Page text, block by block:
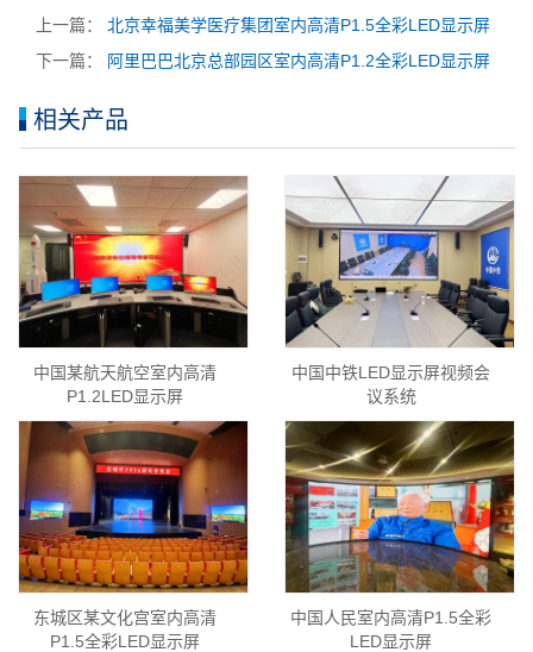
上一篇： 北京幸福美学医疗集团室内高清P1.5全彩LED显示屏
下一篇：
阿里巴巴北京总部园区室内高清P1.2全彩LED显示屏
相关产品
中国某航天航空室内高清
P1.2LED显示屏
中国中铁LED显示屏视频会
议系统
东城区某文化宫室内高清
P1.5全彩LED显示屏
中国人民室内高清P1.5全彩
LED显示屏